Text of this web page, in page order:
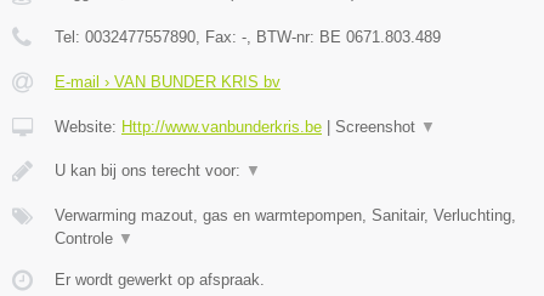
Tel: 0032477557890, Fax: -, BTW-nr: BE 0671.803.489
E-mail › VAN BUNDER KRIS bv
Website: Http://www.vanbunderkris.be Screenshot ▼
U kan bij ons terecht voor: ▼
Verwarming mazout, gas en warmtepompen, Sanitair, Verluchting,
Controle ▼
Er wordt gewerkt op afspraak.